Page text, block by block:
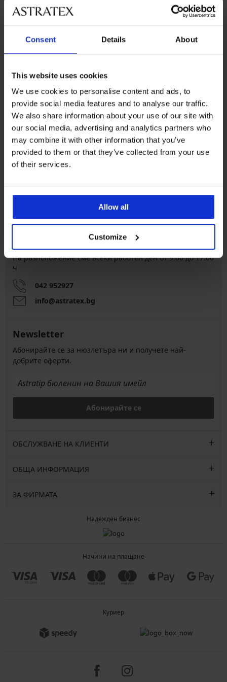
Consent Details About
This website uses cookies
We use cookies to personalise content and ads, to
provide social media features and to analyse our traffic.
We also share information about your use of our site with
our social media, advertising and analytics partners who
may combine it with other information that you’ve
provided to them or that they’ve collected from your use
of their services.
Allow all
Customize
Най-популярните марки
Най-често избираните цветове
Най-често избираните размери
XL
8 % от покупката
Обслужване на клиенти
На разположение сме всеки работен ден от 9:00 до 17:00
ч
042 952927
info@astratex.bg
Newsletter
Абонирайте се за нюзлетъра ни и получете най-
добрите оферти.
Абонирайте се
ОБСЛУЖВАНЕ НА КЛИЕНТИ
ОБЩА ИНФОРМАЦИЯ
ЗА ФИРМАТА
Надежден бизнес
Начини на плащане
Куриер